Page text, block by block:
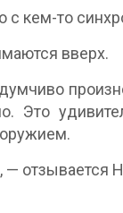
кем-то
вверх.
Это
— отзывается